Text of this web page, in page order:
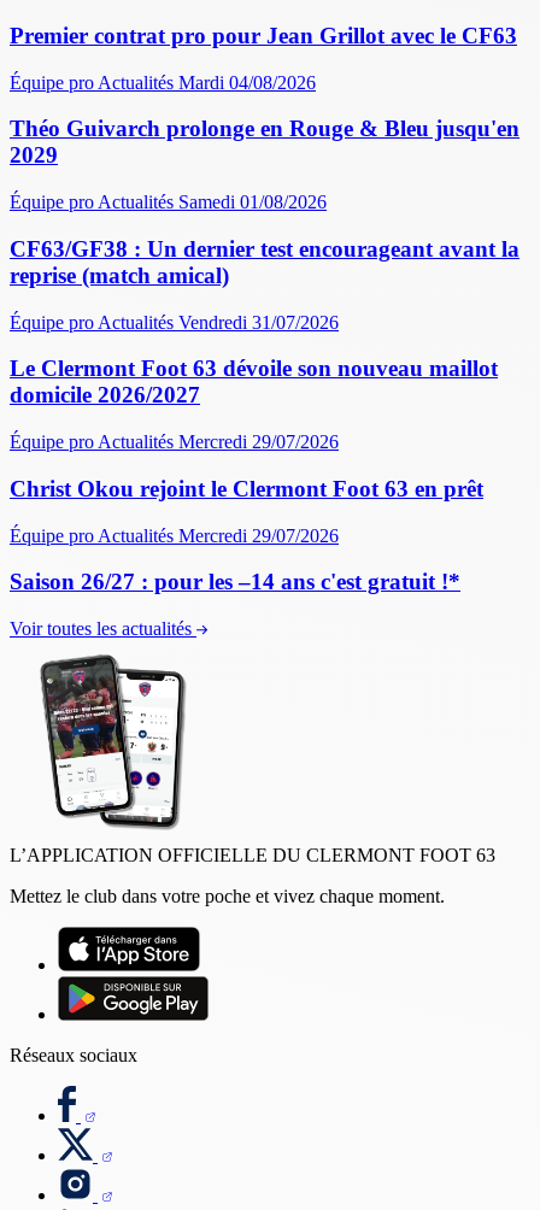
Premier contrat pro pour Jean Grillot avec le CF63
Équipe pro Actualités Mardi 04/08/2026
Théo Guivarch prolonge en Rouge & Bleu jusqu'en
2029
Équipe pro Actualités Samedi 01/08/2026
CF63/GF38 : Un dernier test encourageant avant la
reprise (match amical)
Équipe pro Actualités Vendredi 31/07/2026
Le Clermont Foot 63 dévoile son nouveau maillot
domicile 2026/2027
Équipe pro Actualités Mercredi 29/07/2026
Christ Okou rejoint le Clermont Foot 63 en prêt
Équipe pro Actualités Mercredi 29/07/2026
Saison 26/27 : pour les –14 ans c'est gratuit !*
Voir toutes les actualités
L’APPLICATION OFFICIELLE DU CLERMONT FOOT 63
Mettez le club dans votre poche et vivez chaque moment.
Réseaux sociaux